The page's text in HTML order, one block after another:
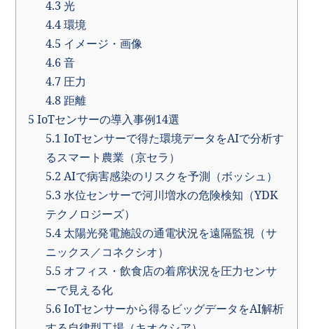
4.3 光
4.4環境
4.5 イメージ・画像
4.6音
4.7圧力
4.8距離
5 IoTセンサーの導入事例14選
5.1 IoTセンサーで得た環境データをAIで分析す
るスマート農業（京セラ）
5.2 AIで病害感染のリスクを予測（ボッシュ）
5.3 水位センサーで河川増水の危険検知（YDK
テクノロジーズ）
5.4太陽光発電施設の通電状況を遠隔監視（サ
ニックス／コネクシオ）
5.5 オフィス・飲食店の着席状況を圧力センサ
ーで見える化
5.6IoTセンサーから得るビッグデータをAI解析